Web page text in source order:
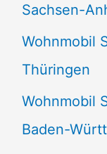
Sachsen-
Wohnmobil
Thüringen
Wohnmobil
Baden-